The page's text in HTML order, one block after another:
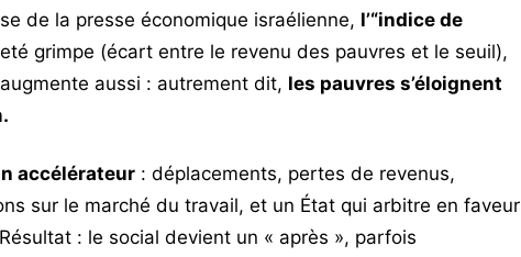
de la presse économique israélienne, l’“indice de
grimpe (écart entre le revenu des pauvres et le seuil),
aussi : autrement dit, les pauvres s’éloignent
accélérateur: déplacements, pertes de revenus,
sur le marché du travail, et un État qui arbitre en faveur
: le social devient un « après », parfois